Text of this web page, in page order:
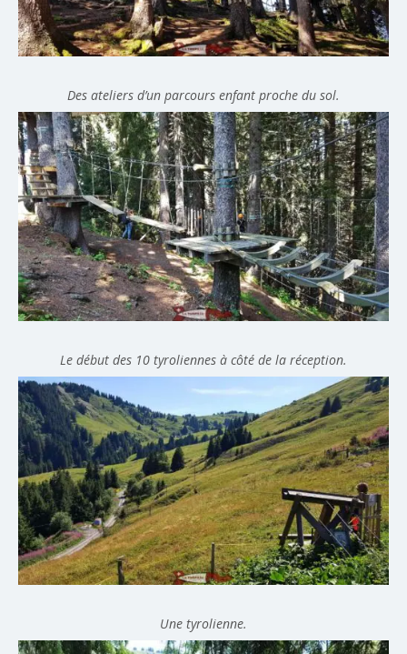
Des ateliers d’un parcours enfant proche du sol.
Le début des 10 tyroliennes à côté de la réception.
Une tyrolienne.